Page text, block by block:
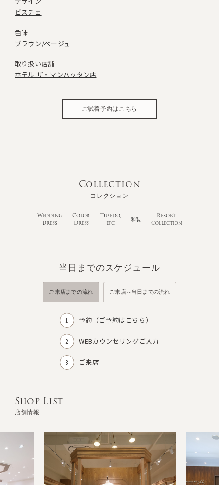
ビスチェ
色味
ブラウン/ベージュ
取り扱い店舗
ホテル ザ・マンハッタン店
ご試着予約はこちら
Collection
コレクション
Wedding
Dress
Color
Dress
Tuxedo,
etc
和装
Resort
Collection
当日までのスケジュール
ご来店までの流れ ご来店～当日までの流れ
予約（ご予約はこちら）
WEBカウンセリングご入力
ご来店
Shop List
店舗情報